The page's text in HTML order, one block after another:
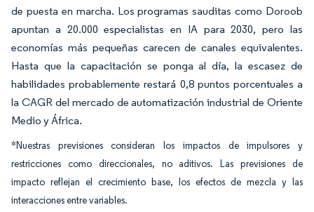
de puesta en marcha. Los programas sauditas como Doroob
apuntan a 20.000 especialistas en IA para 2030, pero las
economías más pequeñas carecen de canales equivalentes.
Hasta que la capacitación se ponga al día, la escasez de
habilidades probablemente restará 0,8 puntos porcentuales a
la CAGR del mercado de automatización industrial de Oriente
Medio y África.
*Nuestras previsiones consideran los impactos de impulsores y
restricciones como direccionales, no aditivos. Las previsiones de
impacto reflejan el crecimiento base, los efectos de mezcla y las
interacciones entre variables.